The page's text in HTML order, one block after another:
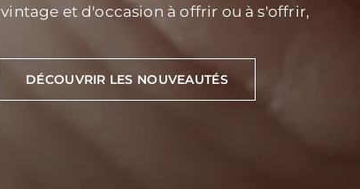
vintage et d'occasion à offrir ou à s'offrir,
DÉCOUVRIR LES NOUVEAUTÉS